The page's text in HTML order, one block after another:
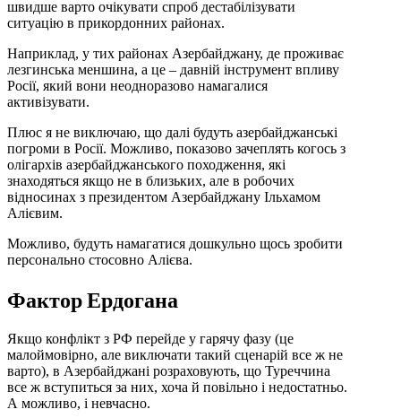
швидше варто очікувати спроб дестабілізувати
ситуацію в прикордонних районах.
Наприклад, у тих районах Азербайджану, де проживає
лезгинська меншина, а це – давній інструмент впливу
Росії, який вони неодноразово намагалися
активізувати.
Плюс я не виключаю, що далі будуть азербайджанські
погроми в Росії. Можливо, показово зачеплять когось з
олігархів азербайджанського походження, які
знаходяться якщо не в близьких, але в робочих
відносинах з президентом Азербайджану Ільхамом
Алієвим.
Можливо, будуть намагатися дошкульно щось зробити
персонально стосовно Алієва.
Фактор Ердогана
Якщо конфлікт з РФ перейде у гарячу фазу (це
малоймовірно, але виключати такий сценарій все ж не
варто), в Азербайджані розраховують, що Туреччина
все ж вступиться за них, хоча й повільно і недостатньо.
А можливо, і невчасно.